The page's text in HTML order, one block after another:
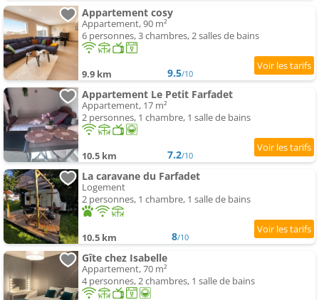
Appartement cosy
Appartement, 90 m²
6 personnes, 3 chambres, 2 salles de bains
9.9 km 9.5/10
Appartement Le Petit Farfadet
Appartement, 17 m²
2 personnes, 1 chambre, 1 salle de bains
10.5 km 7.2/10
La caravane du Farfadet
Logement
2 personnes, 1 chambre, 1 salle de bains
10.5 km 8/10
Gîte chez Isabelle
Appartement, 70 m²
4 personnes, 2 chambres, 1 salle de bains